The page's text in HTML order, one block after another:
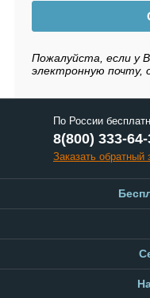
Пожалуйста, если у
электронную почту,
По России
8(800) 333-
Заказать обратный